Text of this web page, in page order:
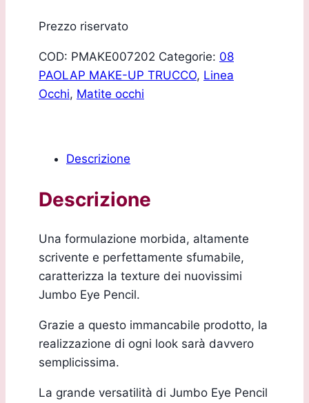
Prezzo riservato
COD: PMAKE007202 Categorie: 08
PAOLAP MAKE-UP TRUCCO, Linea
Occhi, Matite occhi
Descrizione
Descrizione
Una formulazione morbida, altamente
scrivente e perfettamente sfumabile,
caratterizza la texture dei nuovissimi
Jumbo Eye Pencil.
Grazie a questo immancabile prodotto, la
realizzazione di ogni look sarà davvero
semplicissima.
La grande versatilità di Jumbo Eye Pencil